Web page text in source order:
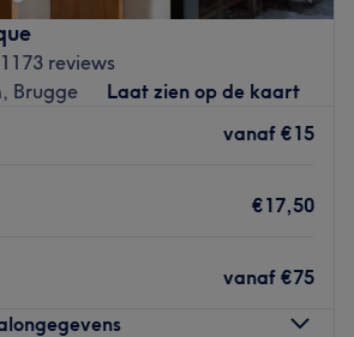
1173 reviews
Brugge
Laat zien op de kaart
vanaf €15
€17,50
vanaf €75